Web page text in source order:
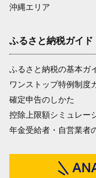
沖縄エリア
ふるさと納税ガイド
ふるさと納税の基本ガ
ワンストップ特例制度
確定申告のしかた
控除上限額シミュレー
年金受給者・自営業者